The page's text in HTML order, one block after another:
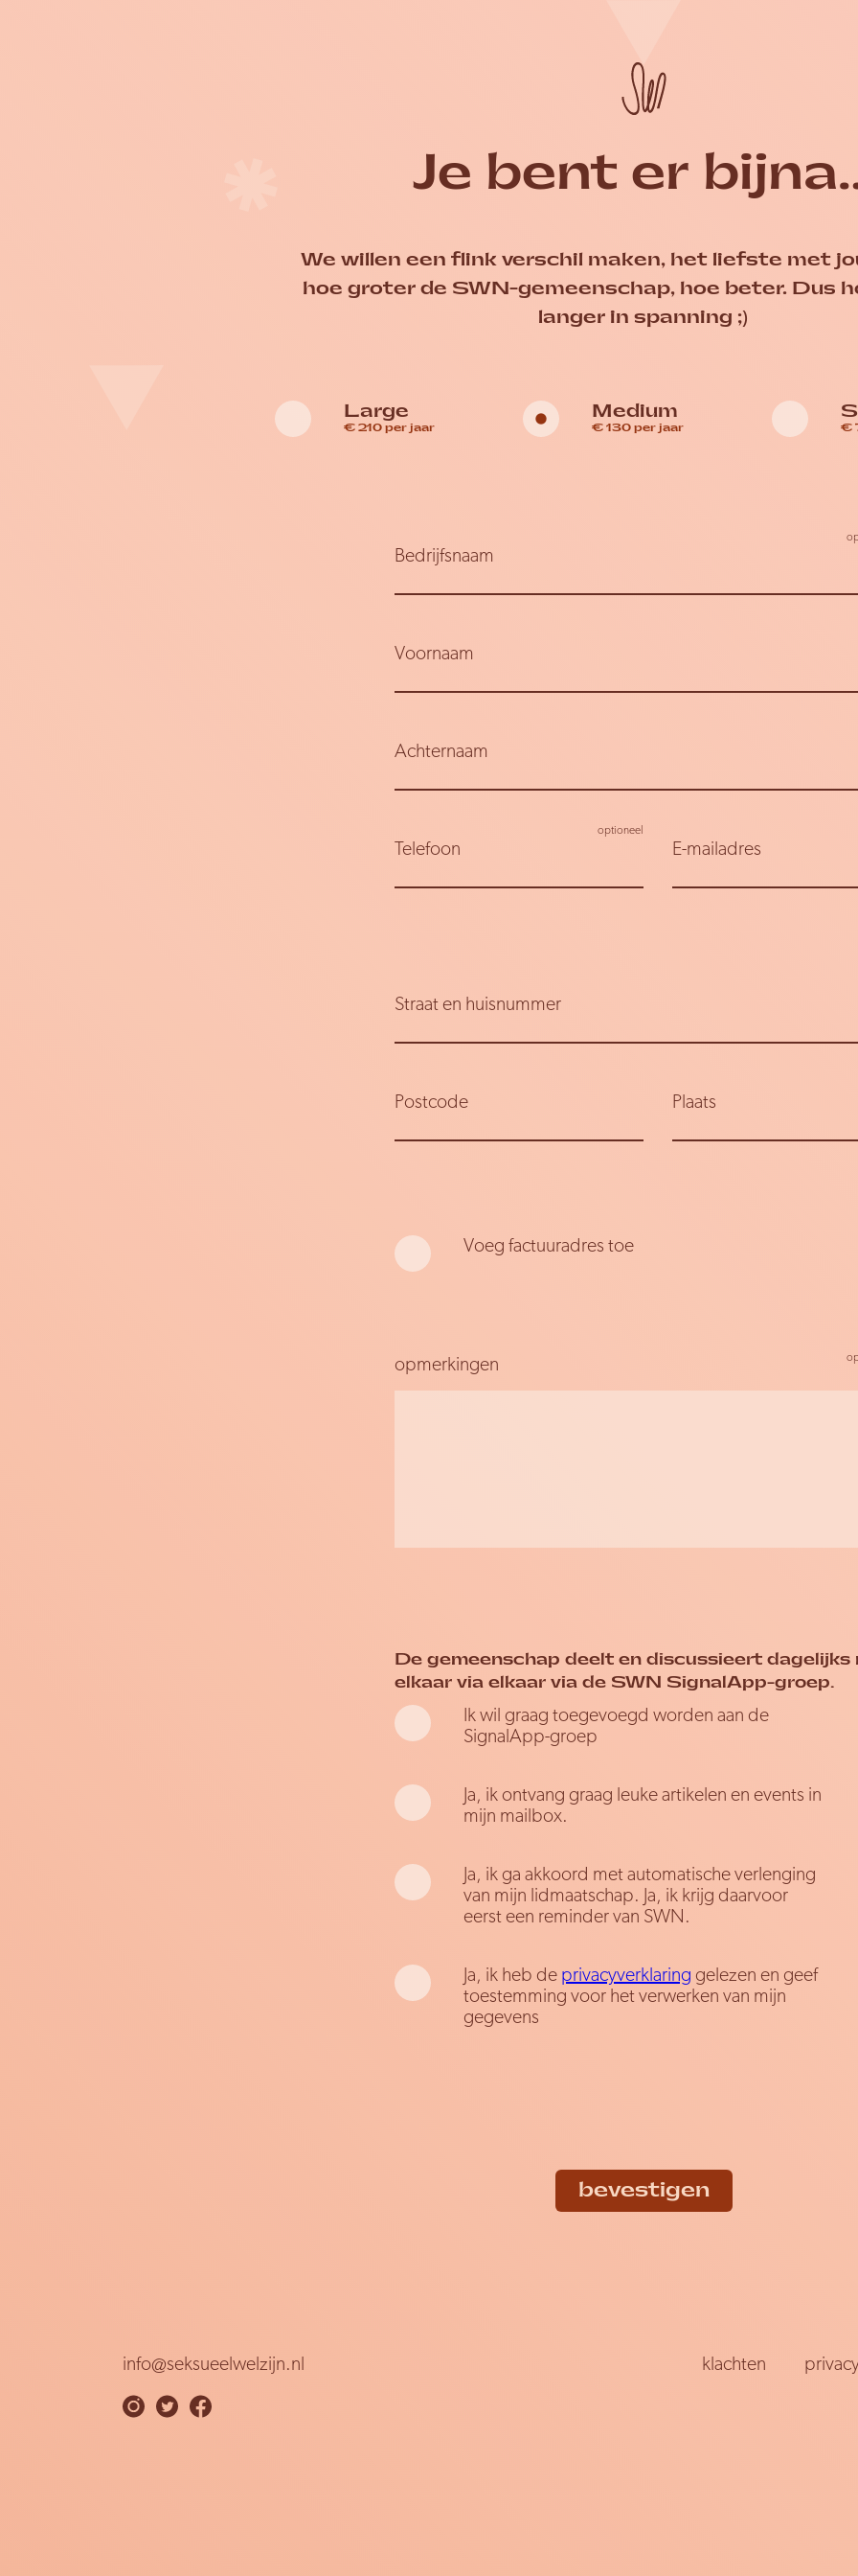
Je bent er
We willen een flink verschil maken, het liefste met
hoe groter de SWN-gemeenschap, hoe beter. Dus
langer in spanning ;)
Large
€ 210 per jaar
Medium
€ 130 per jaar €
Bedrijfsnaam
Voornaam
Achternaam
Telefoon E-mailadres
Straat en huisnummer
Postcode Plaats
Voeg factuuradres toe
opmerkingen
De gemeenschap deelt en discussieert dagelijks
elkaar via elkaar via de SWN SignalApp-groep.
Ik wil graag toegevoegd worden aan de
SignalApp-groep
Ja, ik ontvang graag leuke artikelen en events in
mijn mailbox.
Ja, ik ga akkoord met automatische verlenging
van mijn lidmaatschap. Ja, ik krijg daarvoor
eerst een reminder van SWN.
Ja, ik heb de privacyverklaring gelezen en geef
toestemming voor het verwerken van mijn
gegevens
bevestigen
info@seksueelwelzijn.nl klachten